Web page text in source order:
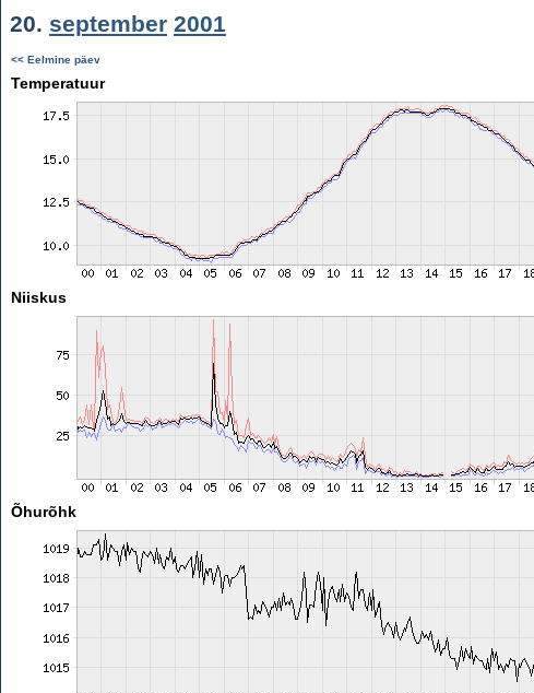
20. september 2001
<< Eelmine päev
Temperatuur
Niiskus
Õhurõhk